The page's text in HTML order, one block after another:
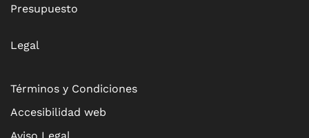
Presupuesto
Legal
Términos y Condiciones
Accesibilidad web